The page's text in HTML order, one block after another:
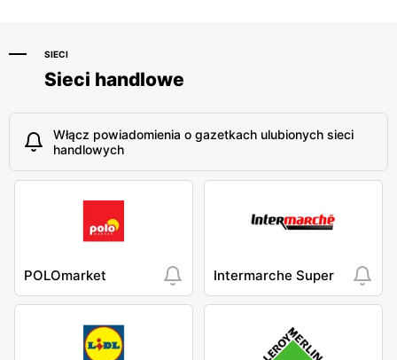
SIECI
Sieci handlowe
Włącz powiadomienia o gazetkach ulubionych sieci
handlowych
POLOmarket Intermarche Super